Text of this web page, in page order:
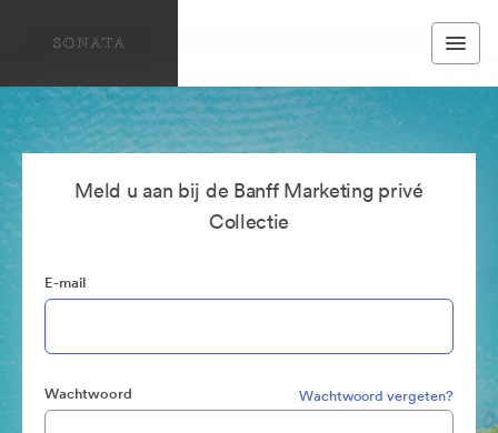
Meld u aan bij de Banff Marketing privé
Collectie
E-mail
Wachtwoord Wachtwoord vergeten?